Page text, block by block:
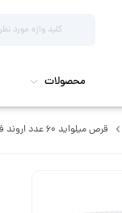
محصولات
قرص میلواید 60 عدد اروند فارمد